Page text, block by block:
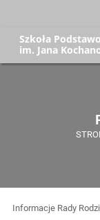
Szkoła
im. Jana
Informacje Rady